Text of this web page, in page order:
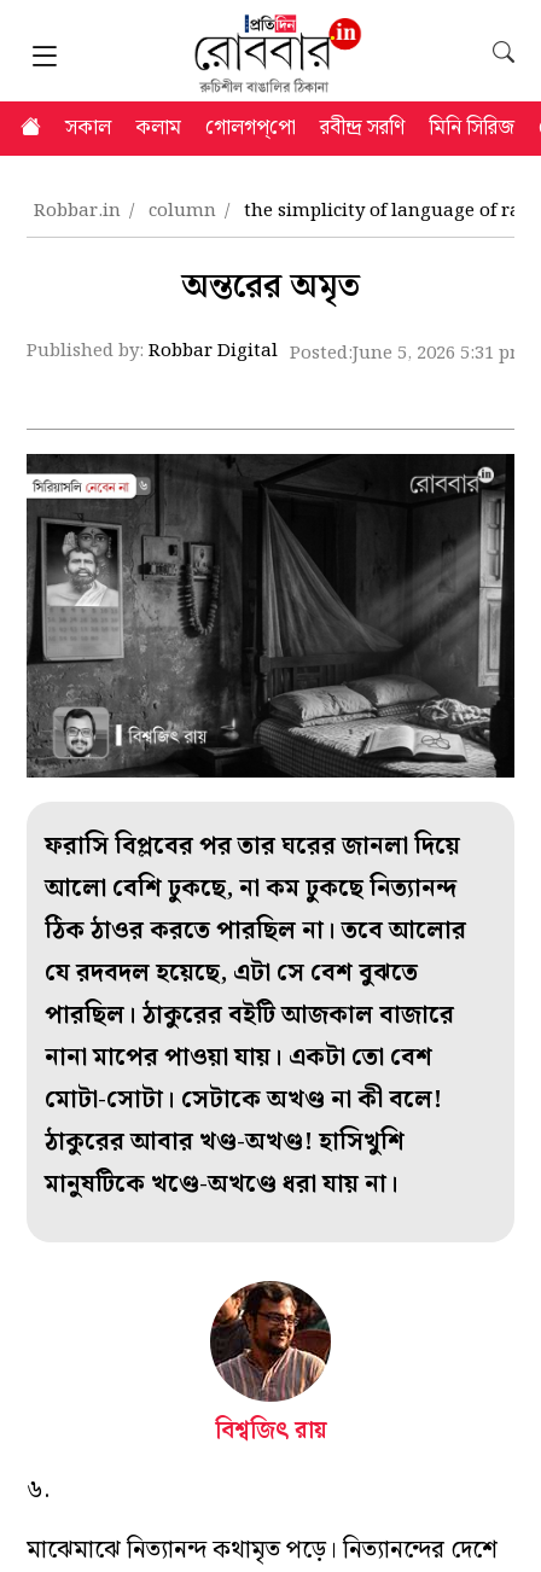
সকাল কলাম গোলগপ্‌পো রবীন্দ্র সরণি মিনি সিরিজ
Robbar.in column the simplicity of language of
অন্তরের অমৃত
Published by:Robbar Digital Posted:June 5, 2026 5:31 pm
ফরাসি বিপ্লবের পর তার ঘরের জানলা দিয়ে
আলো বেশি ঢুকছে, না কম ঢুকছে নিত্যানন্দ
ঠিক ঠাওর করতে পারছিল না। তবে আলোর
যে রদবদল হয়েছে, এটা সে বেশ বুঝতে
পারছিল। ঠাকুরের বইটি আজকাল বাজারে
নানা মাপের পাওয়া যায়। একটা তো বেশ
মোটা-সোটা। সেটাকে অখণ্ড না কী বলে!
ঠাকুরের আবার খণ্ড-অখণ্ড! হাসিখুশি
মানুষটিকে খণ্ডে-অখণ্ডে ধরা যায় না।
বিশ্বজিৎ রায়
৬.
মাঝেমাঝে নিত্যানন্দ কথামৃত পড়ে। নিত্যানন্দের দেশে